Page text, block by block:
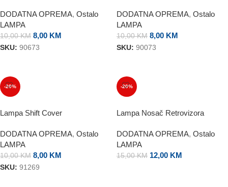
DODATNA OPREMA, Ostalo
LAMPA
10,00KM 8,00 KM
SKU: 90673
DODATNA OPREMA, Ostalo
LAMPA
10,00KM 8,00 KM
SKU: 90073
-20%
Lampa Shift Cover
DODATNA OPREMA, Ostalo
LAMPA
10,00KM 8,00 KM
SKU: 91269
-20%
Lampa Nosač Retrovizora
DODATNA OPREMA, Ostalo
LAMPA
15,00KM 12,00 KM